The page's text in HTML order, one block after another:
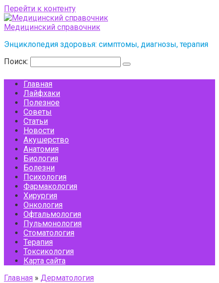
Перейти к контенту
Медицинский справочник
Энциклопедия здоровья: симптомы, диагнозы, терапия
Поиск:
Главная
Лайфхаки
Полезное
Советы
Статьи
Новости
Акушерство
Анатомия
Биология
Болезни
Психология
Фармакология
Хирургия
Онкология
Офтальмология
Пульмонология
Стоматология
Терапия
Токсикология
Карта сайта
Главная » Дерматология